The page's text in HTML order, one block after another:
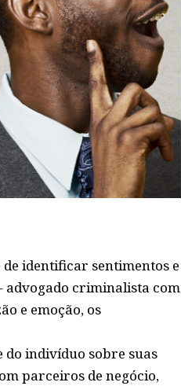
identificar sentimentos e
advogado criminalista com
e emoção, os
indivíduo sobre suas
parceiros de negócio,